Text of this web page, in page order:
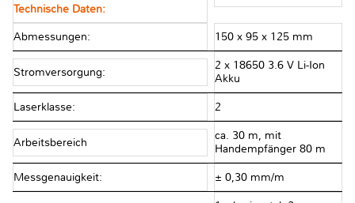
Technische Daten:
Abmessungen: 150 x 95 x 125 mm
Stromversorgung:
2 x 18650 3.6 V Li-Ion
Akku
Laserklasse: 2
Arbeitsbereich
ca. 30 m, mit
Handempfänger 80 m
Messgenauigkeit: ± 0,30 mm/m